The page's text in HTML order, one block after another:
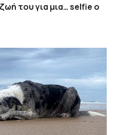
του για μια… selfie o